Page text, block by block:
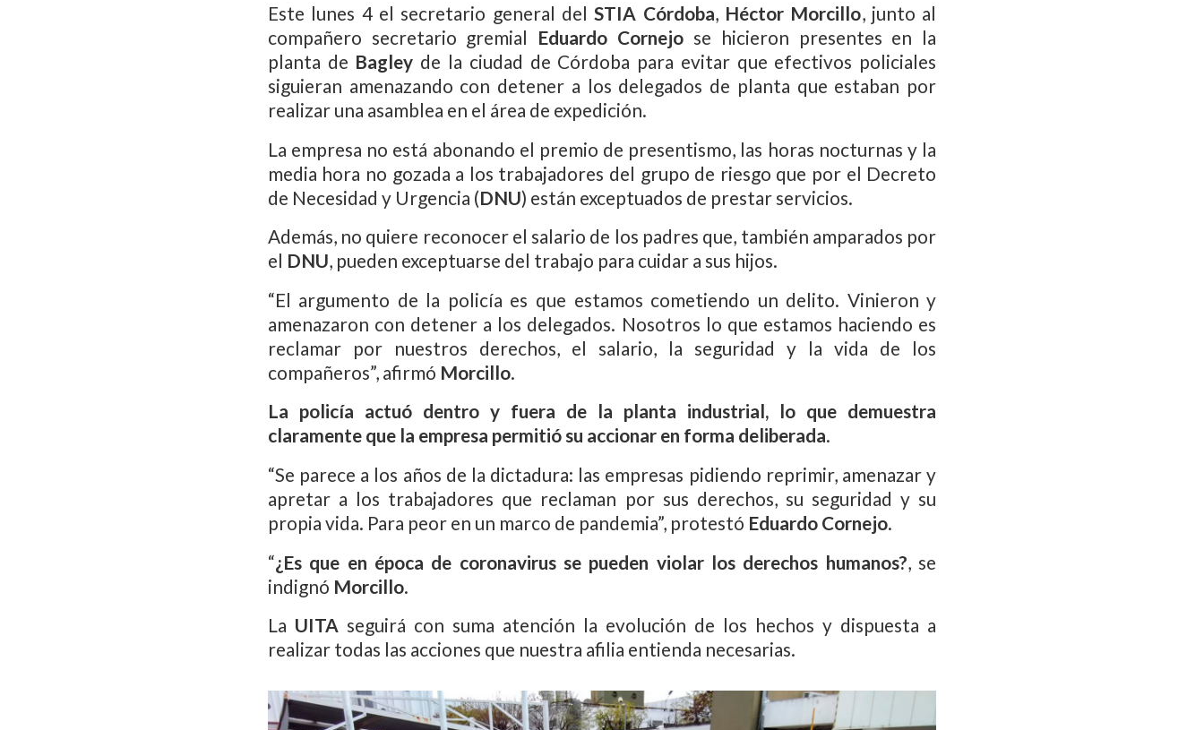
Este lunes 4 el secretario general delSTIA Córdoba, Héctor Morcillo, junto al
compañero secretario gremial Eduardo Cornejo se hicieron presentes en la
planta de Bagley de la ciudad de Córdoba para evitar que efectivos policiales
siguieran amenazando con detener a los delegados de planta que estaban por
realizar una asamblea en el área de expedición.
La empresa no está abonando el premio de presentismo, las horas nocturnas y la
media hora no gozada a los trabajadores del grupo de riesgo que por el Decreto
de Necesidad y Urgencia (DNU) están exceptuados de prestar servicios.
Además, no quiere reconocer el salario de los padres que, también amparados por
el DNU, pueden exceptuarse del trabajo para cuidar a sus hijos.
“El argumento de la policía es que estamos cometiendo un delito. Vinieron y
amenazaron con detener a los delegados. Nosotros lo que estamos haciendo es
reclamar por nuestros derechos, el salario, la seguridad y la vida de los
compañeros”, afirmó Morcillo.
La policía actuó dentro y fuera de la planta industrial, lo que demuestra
claramente que la empresa permitió su accionar en forma deliberada.
“Se parece a los años de la dictadura: las empresas pidiendo reprimir, amenazar y
apretar a los trabajadores que reclaman por sus derechos, su seguridad y su
propia vida. Para peor en un marco de pandemia”, protestó Eduardo Cornejo.
“¿Es que en época de coronavirus se pueden violar los derechos humanos?, se
indignó Morcillo.
La UITAseguirá con suma atención la evolución de los hechos y dispuesta a
realizar todas las acciones que nuestra afilia entienda necesarias.